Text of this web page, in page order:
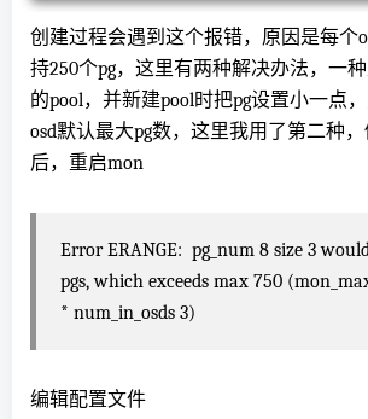
创建过程会遇到这个报错，原因是每个
持250个pg，这里有两种解决办法，一
的pool，并新建pool时把pg设置小一点
osd默认最大pg数，这里我用了第二种
后，重启mon
Error ERANGE: pg_num 8 size 3
pgs, which exceeds max 750
* num_in_osds 3)
编辑配置文件